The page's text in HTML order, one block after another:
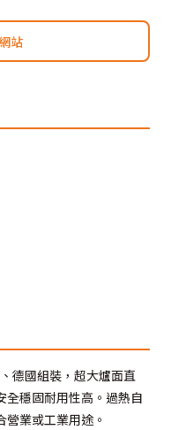
站
德國組裝，超大爐面直
全穩固耐用性高。過熱自
業或工業用途。